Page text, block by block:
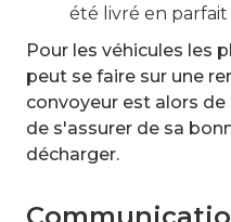
été livré en parfait
Pour les véhicules les
peut se faire sur une
convoyeur est alors
de s'assurer de sa
décharger.